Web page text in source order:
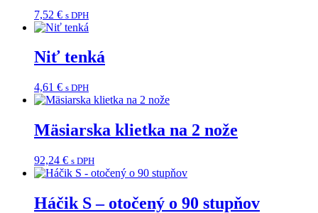
7,52 € s DPH
Niť tenká
4,61 € s DPH
Mäsiarska klietka na 2 nože
92,24 € s DPH
Háčik S – otočený o 90 stupňov